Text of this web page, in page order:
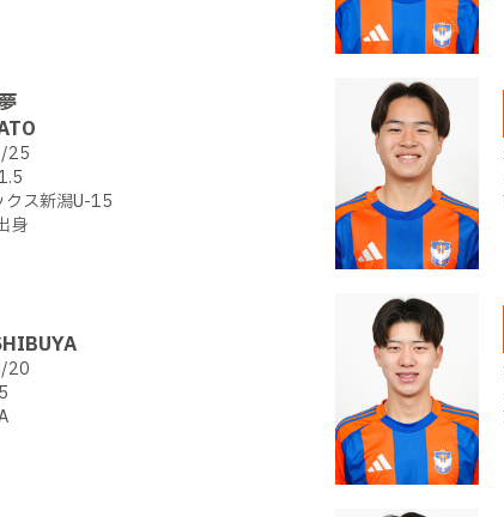
25
クス新潟U-15
身
20